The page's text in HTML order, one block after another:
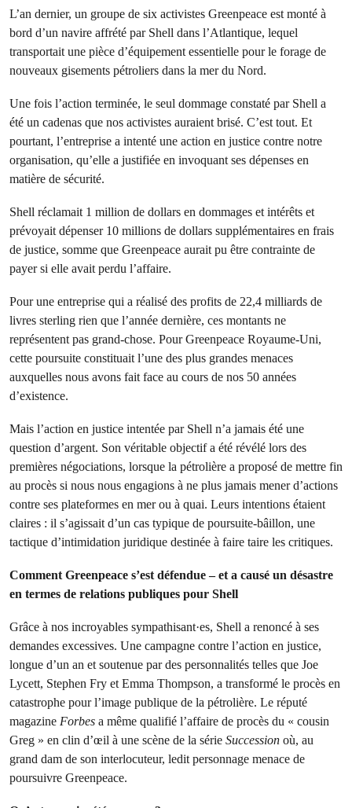
L’an dernier, un groupe de six activistes Greenpeace est monté à
bord d’un navire affrété par Shell dans l’Atlantique, lequel
transportait une pièce d’équipement essentielle pour le forage de
nouveaux gisements pétroliers dans la mer du Nord.
Une fois l’action terminée, le seul dommage constaté par Shell a
été un cadenas que nos activistes auraient brisé. C’est tout. Et
pourtant, l’entreprise a intenté une action en justice contre notre
organisation, qu’elle a justifiée en invoquant ses dépenses en
matière de sécurité.
Shell réclamait 1 million de dollars en dommages et intérêts et
prévoyait dépenser 10 millions de dollars supplémentaires en frais
de justice, somme que Greenpeace aurait pu être contrainte de
payer si elle avait perdu l’affaire.
Pour une entreprise qui a réalisé des profits de 22,4 milliards de
livres sterling rien que l’année dernière, ces montants ne
représentent pas grand-chose. Pour Greenpeace Royaume-Uni,
cette poursuite constituait l’une des plus grandes menaces
auxquelles nous avons fait face au cours de nos 50 années
d’existence.
Mais l’action en justice intentée par Shell n’a jamais été une
question d’argent. Son véritable objectif a été révélé lors des
premières négociations, lorsque la pétrolière a proposé de mettre fin
au procès si nous nous engagions à ne plus jamais mener d’actions
contre ses plateformes en mer ou à quai. Leurs intentions étaient
claires : il s’agissait d’un cas typique de poursuite-bâillon, une
tactique d’intimidation juridique destinée à faire taire les critiques.
Comment Greenpeace s’est défendue – et a causé un désastre
en termes de relations publiques pour Shell
Grâce à nos incroyables sympathisant·es, Shell a renoncé à ses
demandes excessives. Une campagne contre l’action en justice,
longue d’un an et soutenue par des personnalités telles que Joe
Lycett, Stephen Fry et Emma Thompson, a transformé le procès en
catastrophe pour l’image publique de la pétrolière. Le réputé
magazine Forbes a même qualifié l’affaire de procès du « cousin
Greg » en clin d’œil à une scène de la série Succession où, au
grand dam de son interlocuteur, ledit personnage menace de
poursuivre Greenpeace.